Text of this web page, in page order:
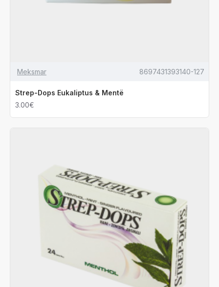
Meksmar 8697431393140-127
Strep-Dops Eukaliptus & Mentë
3.00€